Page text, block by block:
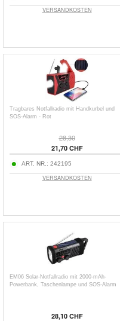
VERSANDKOSTEN
Tragbares Notfallradio mit Handkurbel und
SOS-Alarm - Rot
28,30
21,70 CHF
ART. NR.: 242195
VERSANDKOSTEN
EM06 Solar-Notfallradio mit 2000-mAh-
Powerbank, Taschenlampe und SOS-Alarm
28,10 CHF